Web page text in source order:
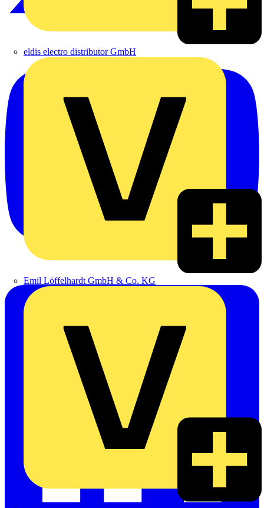
eldis electro distributor GmbH
Emil Löffelhardt GmbH & Co. KG